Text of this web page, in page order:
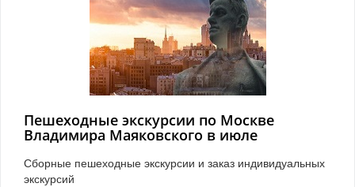
Пешеходные экскурсии по Москве
Владимира Маяковского в июле
Сборные пешеходные экскурсии и заказ индивидуальных
экскурсий